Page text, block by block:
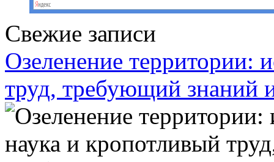
Свежие записи
Озеленение территории:
труд, требующий знаний